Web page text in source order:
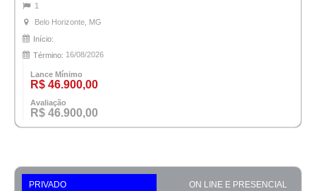
1
Belo Horizonte, MG
Início:
Término: 16/08/2026
Lance Mínimo
R$ 46.900,00
Avaliação
R$ 46.900,00
PRIVADO ON LINE E PRESENCIAL